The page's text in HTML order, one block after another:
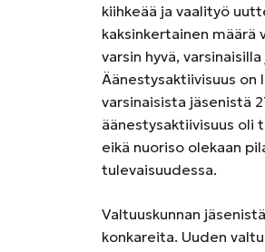
kiihkeää ja vaalityö
kaksinkertainen
varsin hyvä,
Äänestysaktiivisuus on
varsinaisista jäsenistä
äänestysaktiivisuus oli
eikä nuoriso olekaan
tulevaisuudessa.
Valtuuskunnan
konkareita. Uuden